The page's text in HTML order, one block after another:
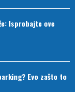
Isprobajte ove
Evo zašto to